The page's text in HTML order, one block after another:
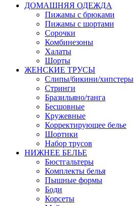
ДОМАШНЯЯ ОДЕЖДА
Пижамы с брюками
Пижамы с шортами
Сорочки
Комбинезоны
Халаты
Шорты
ЖЕНСКИЕ ТРУСЫ
Слипы/бикини/хипстеры
Стринги
Бразильяно/танга
Бесшовные
Кружевные
Корректирующее белье
Шортики
Набор трусов
НИЖНЕЕ БЕЛЬЕ
Бюстгальтеры
Комплекты белья
Пышные формы
Боди
Корсеты